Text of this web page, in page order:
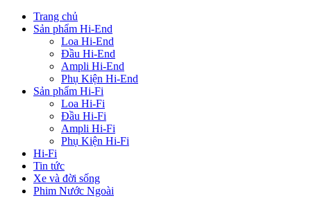
Trang chủ
Sản phẩm Hi-End
Loa Hi-End
Đầu Hi-End
Ampli Hi-End
Phụ Kiện Hi-End
Sản phẩm Hi-Fi
Loa Hi-Fi
Đầu Hi-Fi
Ampli Hi-Fi
Phụ Kiện Hi-Fi
Hi-Fi
Tin tức
Xe và đời sống
Phim Nước Ngoài